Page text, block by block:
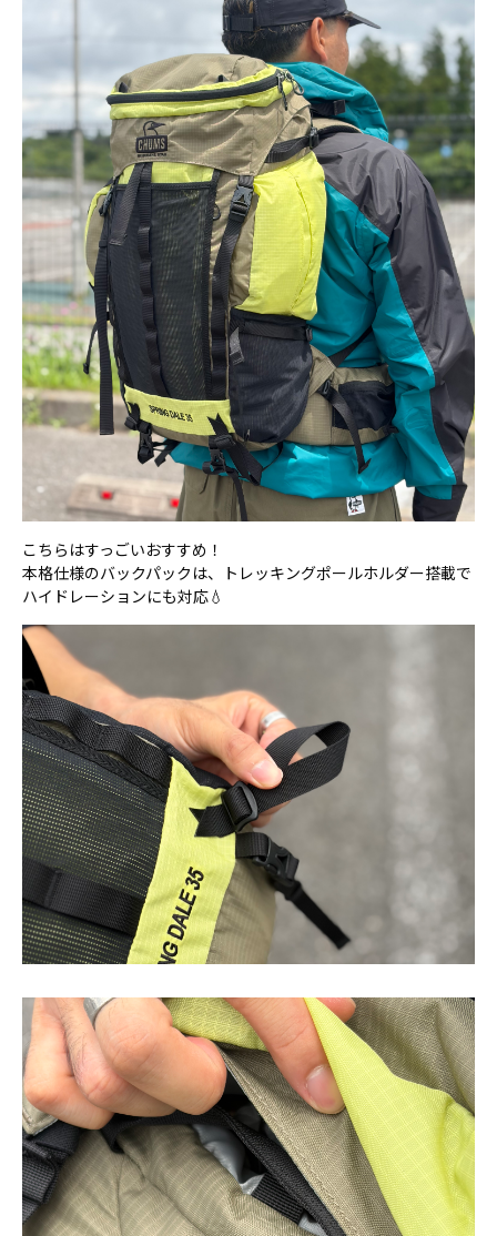
こちらはすっごいおすすめ！
本格仕様のバックパックは、トレッキングポールホルダー搭載で
ハイドレーションにも対応💧